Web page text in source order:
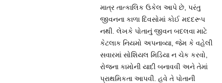
માત્ર તાત્કાલિક ઉકેલ આપે છે, પરંતુ
જીવનના કાળા દિવસોમાં કોઈ મદદરૂપ
નથી. લેખકે પોતાનું જીવન બદલવા માટે
કેટલાક નિયમો અપનાવ્યા, જેમ કે વહેલી
સવારમાં સોશિયલ મિડિયા ન ચેક કરવો,
રોજના કામોની યાદી બનાવવી અને તેમાં
પ્રાથમિકતા આપવી. હવે તે પોતાની